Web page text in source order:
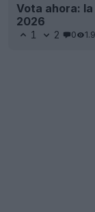
Vota ahora:
2026
1 2 0